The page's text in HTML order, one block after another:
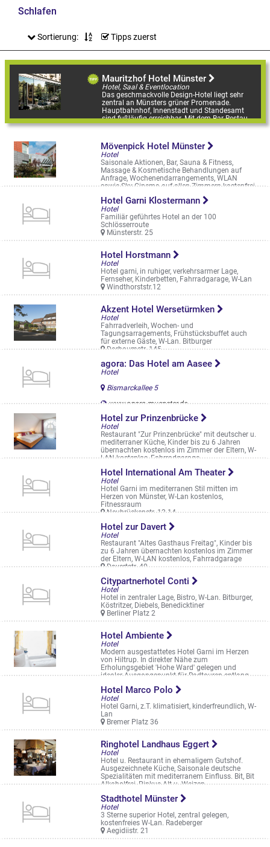
Schlafen
Sortierung: Tipps zuerst
Mauritzhof Hotel Münster
Hotel, Saal & Eventlocation
Das geschmackvolle Design-Hotel liegt sehr
zentral an Münsters grüner Promenade.
Hauptbahnhof, Innenstadt und Standesamt
sind fußläufig erreichbar. Mit dem Bar-Restau
...
Mövenpick Hotel Münster
Hotel
Saisonale Aktionen, Bar, Sauna & Fitness,
Massage & Kosmetische Behandlungen auf
Anfrage, Wochenendarrangements, WLAN
sowie Sky Cinema auf allen Zimmern kostenfrei
Kardinal-von-Galen-Ring 65
Hotel Garni Klostermann
Hotel
Familiär geführtes Hotel an der 100
Schlösserroute
Münsterstr. 25
Hotel Horstmann
Hotel
Hotel garni, in ruhiger, verkehrsarmer Lage,
Fernseher, Kinderbetten, Fahrradgarage, W-Lan
Windthorststr.12
Akzent Hotel Wersetürmken
Hotel
Fahrradverleih, Wochen- und
Tagungsarragements, Frühstücksbuffet auch
für externe Gäste, W-Lan. Bitburger
Dorbaumstr. 145
agora: Das Hotel am Aasee
Hotel
Bismarckallee 5
www.agora-muenster.de
Hotel zur Prinzenbrücke
Hotel
Restaurant "Zur Prinzenbrücke" mit deutscher u.
mediterraner Küche, Kinder bis zu 6 Jahren
übernachten kostenlos im Zimmer der Eltern, W-
LAN kostenlos, Fahrradgarage. ...
Hotel International Am Theater
Hotel
Hotel Garni im mediterranen Stil mitten im
Herzen von Münster, W-Lan kostenlos,
Fitnessraum
Neubrückenstr. 12-14
Hotel zur Davert
Hotel
Restaurant "Altes Gasthaus Freitag", Kinder bis
zu 6 Jahren übernachten kostenlos im Zimmer
der Eltern, W-LAN kostenlos, Fahrradgarage
Davertstr. 40
Citypartnerhotel Conti
Hotel
Hotel in zentraler Lage, Bistro, W-Lan. Bitburger,
Köstritzer, Diebels, Benedicktiner
Berliner Platz 2
Hotel Ambiente
Hotel
Modern ausgestattetes Hotel Garni im Herzen
von Hiltrup. In direkter Nähe zum
Erholungsgebiet 'Hohe Ward' gelegen und
idealer Ausgangspunkt für Radtouren entlang
Marktallee 44
Hotel Marco Polo
Hotel
Hotel Garni, z.T. klimatisiert, kinderfreundlich, W-
Lan
Bremer Platz 36
Ringhotel Landhaus Eggert
Hotel
Hotel u. Restaurant in ehemaligem Gutshof.
Ausgezeichnete Küche, Saisonale deutsche
Spezialitäten mit mediterranem Einfluss. Bit, Bit
Alkoholfrei, Pinkus Alt u. Weizen
Stadthotel Münster
Hotel
3 Sterne superior Hotel, zentral gelegen,
kostenfreies W-Lan. Radeberger
Aegidiistr. 21